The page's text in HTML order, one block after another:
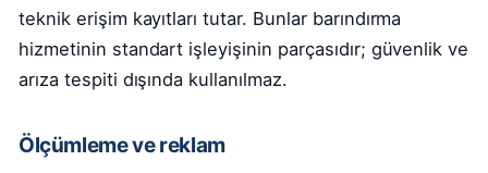
teknik erişim kayıtları tutar. Bunlar barındırma
hizmetinin standart işleyişinin parçasıdır; güvenlik ve
arıza tespiti dışında kullanılmaz.
Ölçümleme ve reklam